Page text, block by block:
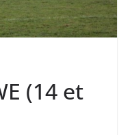
(14 et